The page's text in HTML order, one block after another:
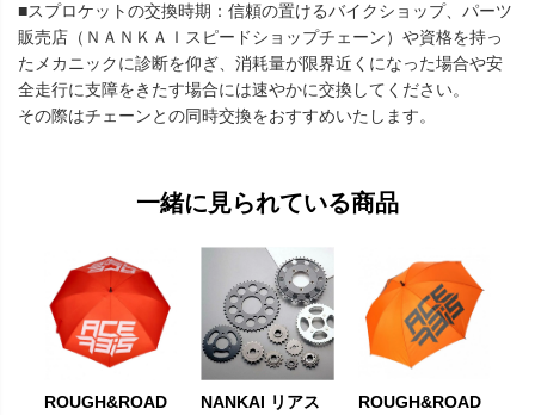
■スプロケットの交換時期：信頼の置けるバイクショップ、パーツ
販売店（ＮＡＮＫＡＩスピードショップチェーン）や資格を持っ
たメカニックに診断を仰ぎ、消耗量が限界近くになった場合や安
全走行に支障をきたす場合には速やかに交換してください。
その際はチェーンとの同時交換をおすすめいたします。
一緒に見られている商品
ROUGH&ROAD
NANKAI リアス
ROUGH&ROAD